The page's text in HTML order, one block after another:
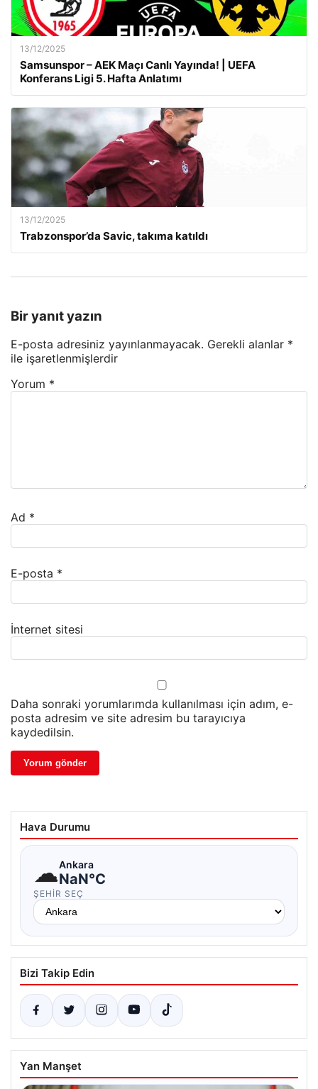
13/12/2025
Samsunspor – AEK Maçı Canlı Yayında! | UEFA
Konferans Ligi 5. Hafta Anlatımı
13/12/2025
Trabzonspor’da Savic, takıma katıldı
Bir yanıt yazın
E-posta adresiniz yayınlanmayacak. Gerekli alanlar *
ile işaretlenmişlerdir
Yorum *
Ad *
E-posta *
İnternet sitesi
Daha sonraki yorumlarımda kullanılması için adım, e-
posta adresim ve site adresim bu tarayıcıya
kaydedilsin.
Hava Durumu
☁Ankara
NaN°C
ŞEHIR SEÇ
Bizi Takip Edin
Yan Manşet